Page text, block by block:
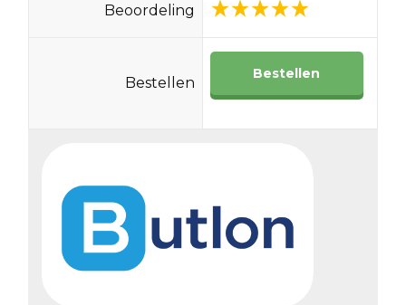
Beoordeling
Bestellen
Bestellen